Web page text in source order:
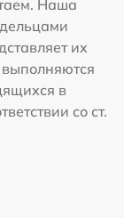
Наша
их
в
со ст.